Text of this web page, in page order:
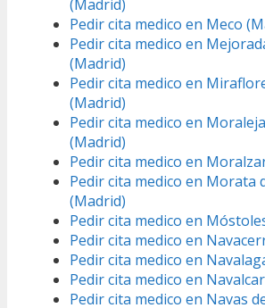
(Madrid)
Pedir cita medico en Meco
Pedir cita medico en
(Madrid)
Pedir cita medico en
(Madrid)
Pedir cita medico en
(Madrid)
Pedir cita medico en
Pedir cita medico en Morata
(Madrid)
Pedir cita medico en
Pedir cita medico en
Pedir cita medico en
Pedir cita medico en
Pedir cita medico en Navas